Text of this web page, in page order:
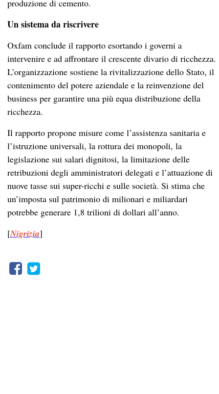
produzione di cemento.
Un sistema da riscrivere
Oxfam conclude il rapporto esortando i governi a
intervenire e ad affrontare il crescente divario di ricchezza.
L’organizzazione sostiene la rivitalizzazione dello Stato, il
contenimento del potere aziendale e la reinvenzione del
business per garantire una più equa distribuzione della
ricchezza.
Il rapporto propone misure come l’assistenza sanitaria e
l’istruzione universali, la rottura dei monopoli, la
legislazione sui salari dignitosi, la limitazione delle
retribuzioni degli amministratori delegati e l’attuazione di
nuove tasse sui super-ricchi e sulle società. Si stima che
un’imposta sul patrimonio di milionari e miliardari
potrebbe generare 1,8 trilioni di dollari all’anno.
[Nigrizia]